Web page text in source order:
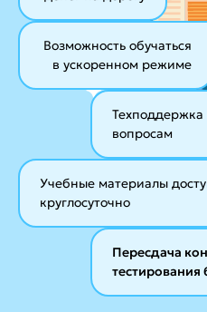
Возможность обучаться
в ускоренном режиме
Техподдержка
вопросам
Учебные материалы
круглосуточно
Пересдача
тестирования